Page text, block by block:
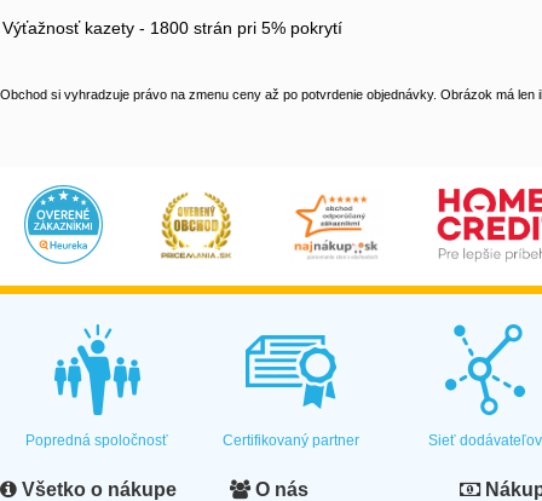
Výťažnosť kazety - 1800 strán pri 5% pokrytí
Obchod si vyhradzuje právo na zmenu ceny až po potvrdenie objednávky. Obrázok má len
Popredná spoločnosť Certifikovaný partner Sieť dodávateľov
Všetko o nákupe O nás